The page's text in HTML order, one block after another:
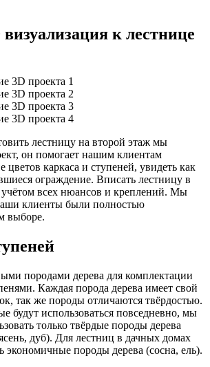
к лестнице
лестницу на второй этаж мы
он помогает нашим клиентам
цветов каркаса и ступеней, увидеть как
ограждение. Вписать лестницу в
всех нюансов и креплений. Мы
клиенты были полностью
выборе.
породами дерева для комплектации
Каждая порода дерева имеет свой
так же породы отличаются твёрдостью.
будут использоваться повседневно, мы
только твёрдые породы дерева
дуб). Для лестниц в дачных домах
экономичные породы дерева (сосна, ель).